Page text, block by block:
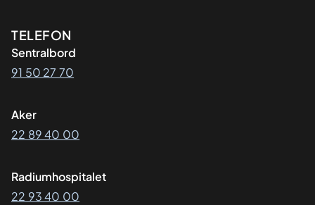
Kontaktinformasjon
TELEFON
Sentralbord
91 50 27 70
Aker
22 89 40 00
Radiumhospitalet
22 93 40 00